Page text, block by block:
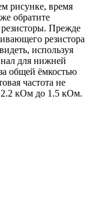
рисунке, время
обратите
Прежде
резистора
используя
для нижней
общей ёмкостью
частота не
2.2 кОм до 1.5 кОм.